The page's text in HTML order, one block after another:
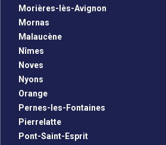
Morières-lès-Avignon
Mornas
Malaucène
Nîmes
Noves
Nyons
Orange
Pernes-les-Fontaines
Pierrelatte
Pont-Saint-Esprit